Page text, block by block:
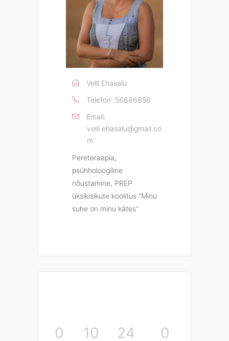
Velli Ehasalu
Telefon: 56686856
Email:
velli.ehasalu@gmail.co
m
Pereteraapia,
psühholoogiline
nõustamine, PREP
üksikisikute koolitus "Minu
suhe on minu kätes"
0 10 24 0